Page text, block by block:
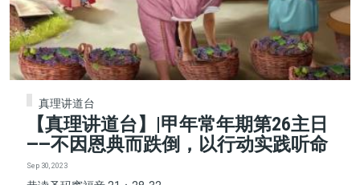
真理讲道台
【真理讲道台】|甲年常年期第26主日
——不因恩典而跌倒，以行动实践听命
Sep 30, 2023